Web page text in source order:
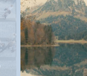
Anwil
Appenzell
Au SG
Baar
Baden